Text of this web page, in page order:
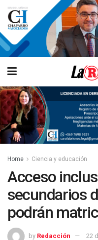
Home Ciencia y educación
Acceso
secundarios
podrán
by Redacción 22